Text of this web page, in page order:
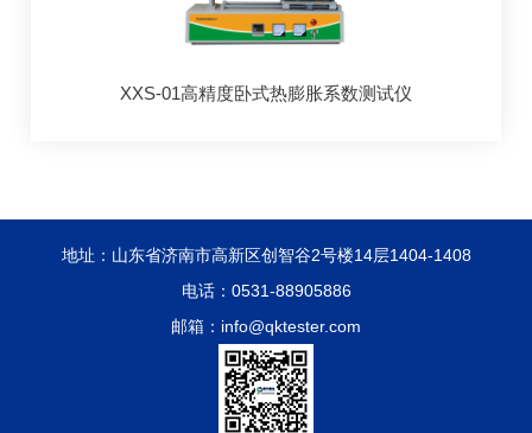
XXS-01高精度卧式热膨胀系数测试仪
地址：山东省济南市高新区创智谷2号楼14层1404-1408
电话：0531-88905886
邮箱：info@qktester.com